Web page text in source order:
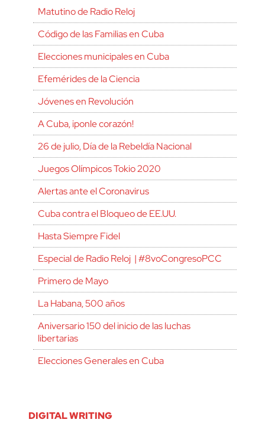
Matutino de Radio Reloj
Código de las Familias en Cuba
Elecciones municipales en Cuba
Efemérides de la Ciencia
Jóvenes en Revolución
A Cuba, ¡ponle corazón!
26 de julio, Día de la Rebeldía Nacional
Juegos Olímpicos Tokio 2020
Alertas ante el Coronavirus
Cuba contra el Bloqueo de EE.UU.
Hasta Siempre Fidel
Especial de Radio Reloj | #8voCongresoPCC
Primero de Mayo
La Habana, 500 años
Aniversario 150 del inicio de las luchas
libertarias
Elecciones Generales en Cuba
DIGITAL WRITING